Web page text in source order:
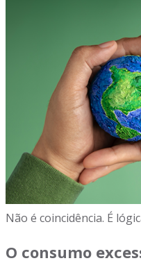
Não é coincidência. É
O consumo